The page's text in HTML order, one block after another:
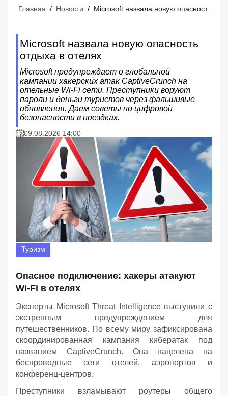
Главная / Новости / Microsoft назвала новую опасность отдыха в отелях
Microsoft назвала новую опасность
отдыха в отелях
Microsoft предупреждает о глобальной
кампании хакерских атак CaptiveCrunch на
отельные Wi-Fi сети. Преступники воруют
пароли и деньги туристов через фальшивые
обновления. Даем советы по цифровой
безопасности в поездках.
09.08.2026 14:00
Туризм
Опасное подключение: хакеры атакуют
Wi-Fi в отелях
Эксперты Microsoft Threat Intelligence выступили с
экстренным предупреждением для
путешественников. По всему миру зафиксирована
скоординированная кампания кибератак под
названием CaptiveCrunch. Она нацелена на
беспроводные сети отелей, аэропортов и
конференц-центров.
Преступники взламывают роутеры общего